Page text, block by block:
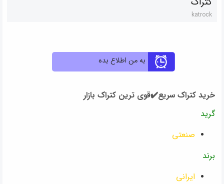
katrock
به من اطلاع بده
خرید کتراک سریع✔️قوی ترین کتراک بازار
گرید
صنعتی
برند
ایرانی